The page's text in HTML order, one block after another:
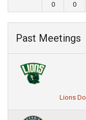
0 0
Past Meetings
Lions